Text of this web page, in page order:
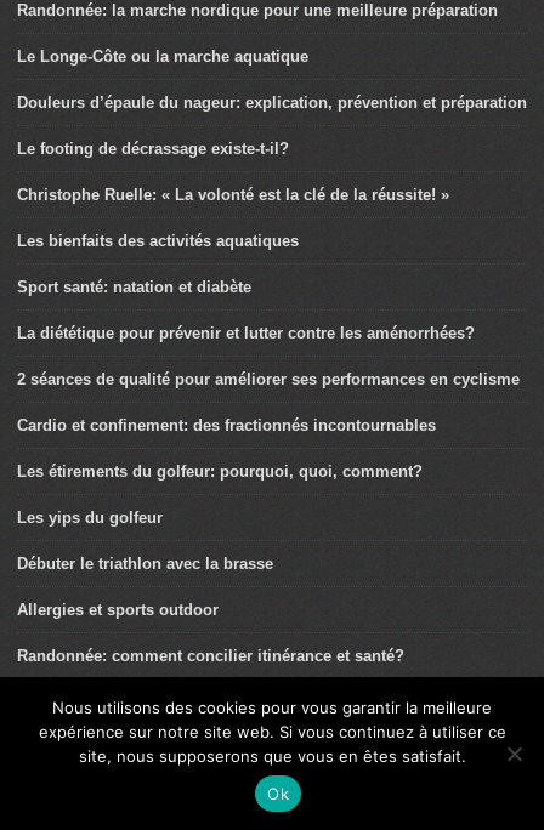
Randonnée: la marche nordique pour une meilleure préparation
Le Longe-Côte ou la marche aquatique
Douleurs d’épaule du nageur: explication, prévention et préparation
Le footing de décrassage existe-t-il?
Christophe Ruelle: « La volonté est la clé de la réussite! »
Les bienfaits des activités aquatiques
Sport santé: natation et diabète
La diététique pour prévenir et lutter contre les aménorrhées?
2 séances de qualité pour améliorer ses performances en cyclisme
Cardio et confinement: des fractionnés incontournables
Les étirements du golfeur: pourquoi, quoi, comment?
Les yips du golfeur
Débuter le triathlon avec la brasse
Allergies et sports outdoor
Randonnée: comment concilier itinérance et santé?
L’entraînement croisé: une clé santé et performance!
Comment bien choisir sa chaussure de randonnée?
Roxana Maracineanu: une ministre engagée dans le Sport Santé
Nous utilisons des cookies pour vous garantir la meilleure
expérience sur notre site web. Si vous continuez à utiliser ce
site, nous supposerons que vous en êtes satisfait.
Ok